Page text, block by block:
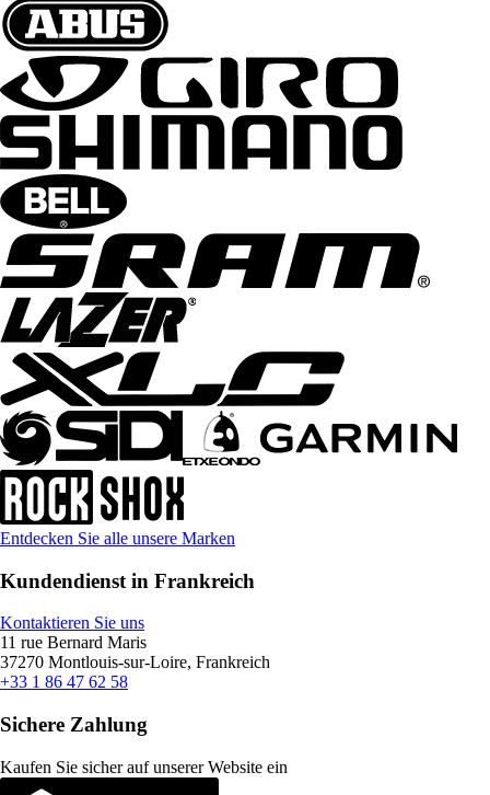
Entdecken Sie alle unsere Marken
Kundendienst in Frankreich
Kontaktieren Sie uns
11 rue Bernard Maris
37270 Montlouis-sur-Loire, Frankreich
+33 1 86 47 62 58
Sichere Zahlung
Kaufen Sie sicher auf unserer Website ein